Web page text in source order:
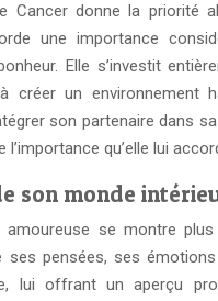
Cancer donne la priorité
une importance
Elle s’investit
créer un environnement
son partenaire dans
qu’elle lui
son monde
amoureuse se montre plus
ses pensées, ses
lui offrant un aperçu